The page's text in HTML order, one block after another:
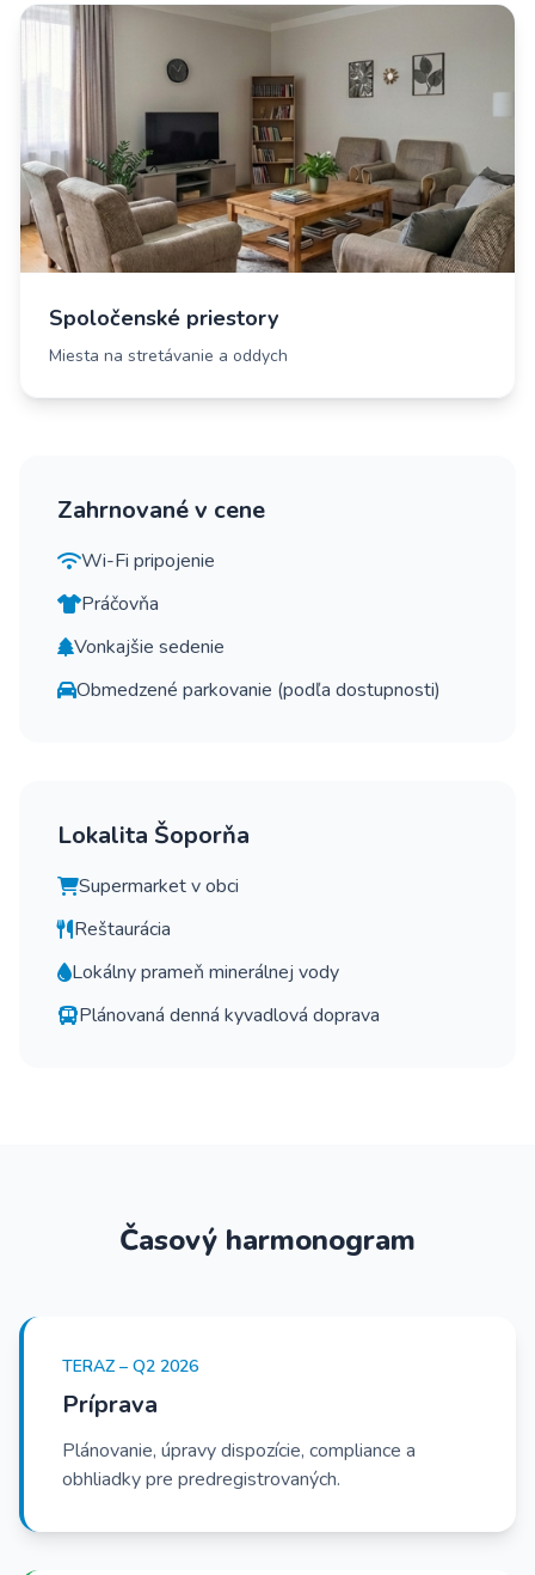
Spoločenské priestory
Miesta na stretávanie a oddych
Zahrnované v cene
Wi-Fi pripojenie
Práčovňa
Vonkajšie sedenie
Obmedzené parkovanie (podľa dostupnosti)
Lokalita Šoporňa
Supermarket v obci
Reštaurácia
Lokálny prameň minerálnej vody
Plánovaná denná kyvadlová doprava
Časový harmonogram
TERAZ – Q2 2026
Príprava
Plánovanie, úpravy dispozície, compliance a
obhliadky pre predregistrovaných.